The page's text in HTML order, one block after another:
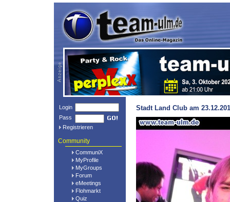
Login
Pass
Registrieren
Community
CommuniX
MyProfile
MyGroups
Forum
eMeetings
Flohmarkt
Quiz
Stadt Land Club am